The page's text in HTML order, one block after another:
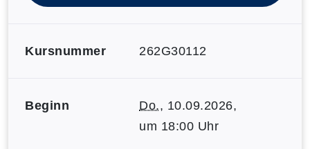
Kursnummer 262G30112
Beginn Do., 10.09.2026,
um 18:00 Uhr